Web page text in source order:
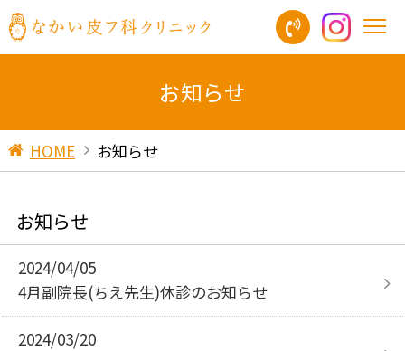
お知らせ
HOME お知らせ
お知らせ
2024/04/05
4月副院長(ちえ先生)休診のお知らせ
2024/03/20